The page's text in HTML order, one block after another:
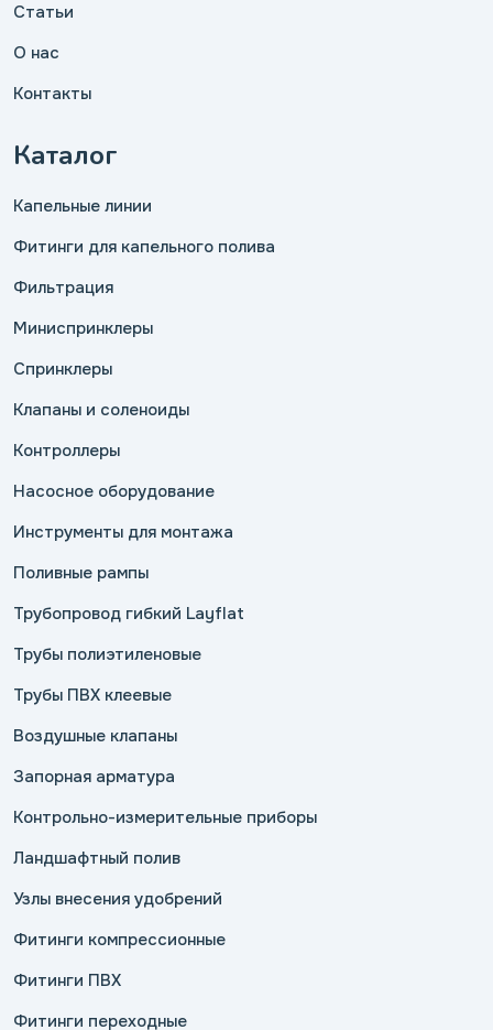
Статьи
О нас
Контакты
Каталог
Капельные линии
Фитинги для капельного полива
Фильтрация
Миниспринклеры
Спринклеры
Клапаны и соленоиды
Контроллеры
Насосное оборудование
Инструменты для монтажа
Поливные рампы
Трубопровод гибкий Layflat
Трубы полиэтиленовые
Трубы ПВХ клеевые
Воздушные клапаны
Запорная арматура
Контрольно-измерительные приборы
Ландшафтный полив
Узлы внесения удобрений
Фитинги компрессионные
Фитинги ПВХ
Фитинги переходные